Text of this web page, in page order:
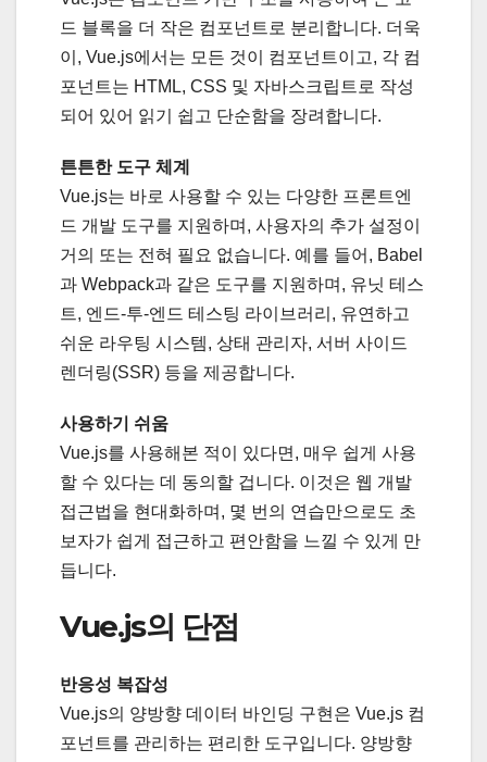
드 블록을 더 작은 컴포넌트로 분리합니다. 더욱
이, Vue.js에서는 모든 것이 컴포넌트이고, 각 컴
포넌트는 HTML, CSS 및 자바스크립트로 작성
되어 있어 읽기 쉽고 단순함을 장려합니다.
튼튼한 도구 체계
Vue.js는 바로 사용할 수 있는 다양한 프론트엔
드 개발 도구를 지원하며, 사용자의 추가 설정이
거의 또는 전혀 필요 없습니다. 예를 들어, Babel
과 Webpack과 같은 도구를 지원하며, 유닛 테스
트, 엔드-투-엔드 테스팅 라이브러리, 유연하고
쉬운 라우팅 시스템, 상태 관리자, 서버 사이드
렌더링(SSR) 등을 제공합니다.
사용하기 쉬움
Vue.js를 사용해본 적이 있다면, 매우 쉽게 사용
할 수 있다는 데 동의할 겁니다. 이것은 웹 개발
접근법을 현대화하며, 몇 번의 연습만으로도 초
보자가 쉽게 접근하고 편안함을 느낄 수 있게 만
듭니다.
Vue.js의 단점
반응성 복잡성
Vue.js의 양방향 데이터 바인딩 구현은 Vue.js 컴
포넌트를 관리하는 편리한 도구입니다. 양방향